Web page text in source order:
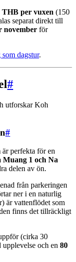
THB per vuxen (150
separat direkt till
november för
dagstur.
#
utforskar Koh
#
perfekta för en
Muang 1 och Na
delen av ön.
från parkeringen
ner i en naturlig
är vattenflödet som
finns det tillräckligt
(cirka 30
och en 80